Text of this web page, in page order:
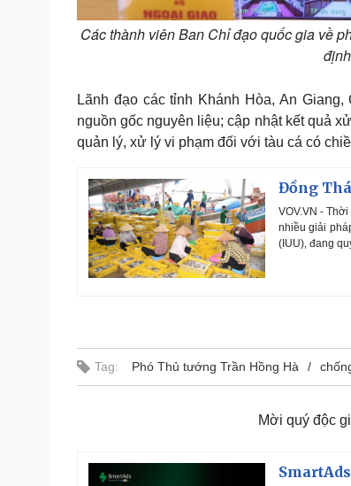
Các thành viên Ban Chỉ đạo quốc gia về
Lãnh đạo các tỉnh Khánh Hòa, An
nguồn gốc nguyên liệu; cập nhật kết quả
quản lý, xử lý vi phạm đối với tàu cá có
Đồng
VOV.VN -
nhiều giải
(IUU), đang
Tag: Phó Thủ tướng Trần Hồng Hà
Mời quý độc